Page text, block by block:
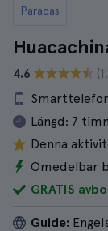
Paracas
4.6
Längd: 7
Denna
Omedelbar
GRATIS
Guide: